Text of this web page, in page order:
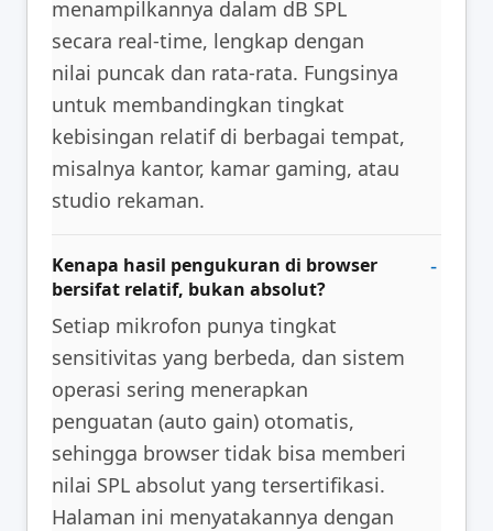
menampilkannya dalam dB SPL
secara real-time, lengkap dengan
nilai puncak dan rata-rata. Fungsinya
untuk membandingkan tingkat
kebisingan relatif di berbagai tempat,
misalnya kantor, kamar gaming, atau
studio rekaman.
Kenapa hasil pengukuran di browser
bersifat relatif, bukan absolut?
Setiap mikrofon punya tingkat
sensitivitas yang berbeda, dan sistem
operasi sering menerapkan
penguatan (auto gain) otomatis,
sehingga browser tidak bisa memberi
nilai SPL absolut yang tersertifikasi.
Halaman ini menyatakannya dengan